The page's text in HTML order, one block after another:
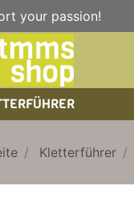
your passion!
Kletterführer